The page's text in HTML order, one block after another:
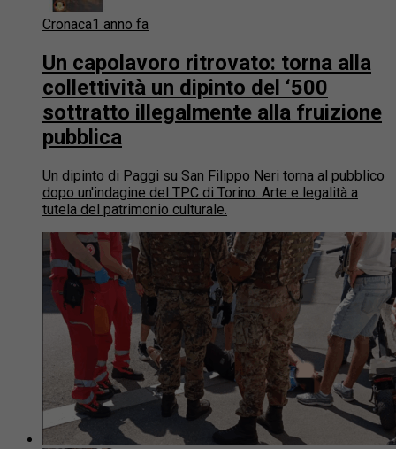
Cronaca1 anno fa
Un capolavoro ritrovato: torna alla
collettività un dipinto del ‘500
sottratto illegalmente alla fruizione
pubblica
Un dipinto di Paggi su San Filippo Neri torna al pubblico
dopo un'indagine del TPC di Torino. Arte e legalità a
tutela del patrimonio culturale.